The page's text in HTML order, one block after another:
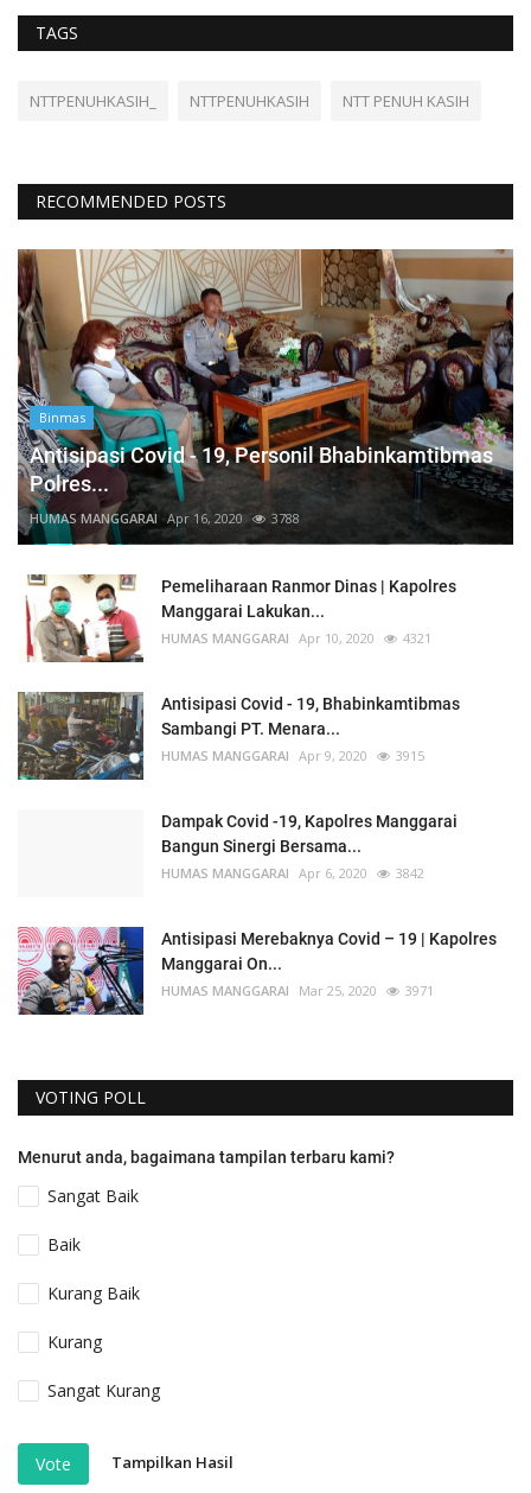
TAGS
NTTPENUHKASIH_ NTTPENUHKASIH NTT PENUH KASIH
RECOMMENDED POSTS
Binmas
Antisipasi Covid - 19, Personil Bhabinkamtibmas
Polres...
HUMAS MANGGARAI Apr 16, 2020 3788
Pemeliharaan Ranmor Dinas | Kapolres
Manggarai Lakukan...
HUMAS MANGGARAI Apr 10, 2020 4321
Antisipasi Covid - 19, Bhabinkamtibmas
Sambangi PT. Menara...
HUMAS MANGGARAI Apr 9, 2020 3915
Dampak Covid -19, Kapolres Manggarai
Bangun Sinergi Bersama...
HUMAS MANGGARAI Apr 6, 2020 3842
Antisipasi Merebaknya Covid – 19 | Kapolres
Manggarai On...
HUMAS MANGGARAI Mar 25, 2020 3971
VOTING POLL
Menurut anda, bagaimana tampilan terbaru kami?
Sangat Baik
Baik
Kurang Baik
Kurang
Sangat Kurang
Vote Tampilkan Hasil